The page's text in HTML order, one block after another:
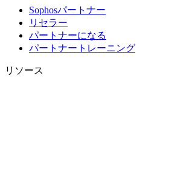
Sophosパートナー
リセラー
パートナーになる
パートナートレーニング
リソース